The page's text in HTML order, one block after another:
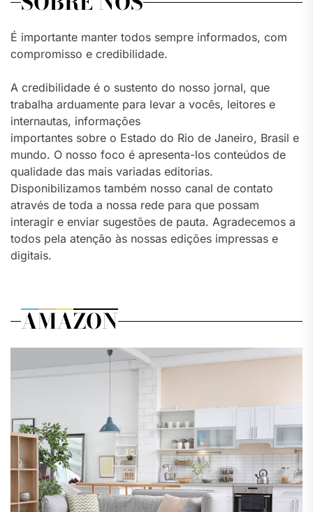
É importante manter todos sempre informados, com
compromisso e credibilidade.
A credibilidade é o sustento do nosso jornal, que
trabalha arduamente para levar a vocês, leitores e
internautas, informações
importantes sobre o Estado do Rio de Janeiro, Brasil e
mundo. O nosso foco é apresenta-los conteúdos de
qualidade das mais variadas editorias.
Disponibilizamos também nosso canal de contato
através de toda a nossa rede para que possam
interagir e enviar sugestões de pauta. Agradecemos a
todos pela atenção às nossas edições impressas e
digitais.
AMAZON